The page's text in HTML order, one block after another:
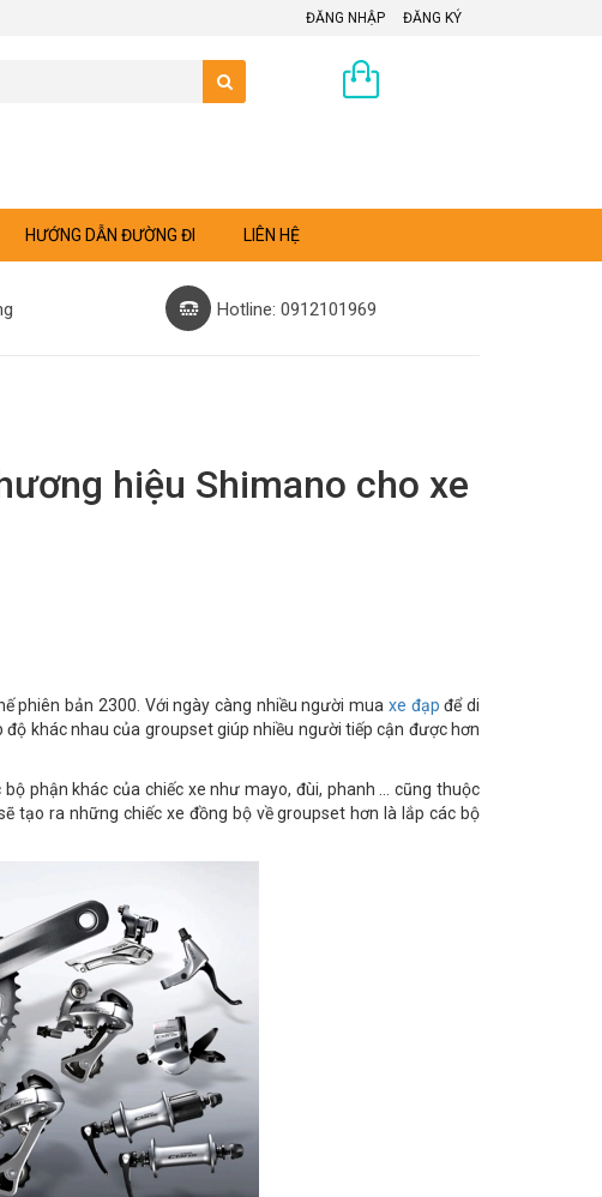
ĐĂNG NHẬP ĐĂNG KÝ
HƯỚNG DẪN ĐƯỜNG ĐI LIÊN HỆ
Hotline: 0912101969
hiệu Shimano cho xe
phiên bản 2300. Với ngày càng nhiều người mua xe đạp để di
khác nhau của groupset giúp nhiều người tiếp cận được hơn
phận khác của chiếc xe như mayo, đùi, phanh … cũng thuộc
tạo ra những chiếc xe đồng bộ về groupset hơn là lắp các bộ